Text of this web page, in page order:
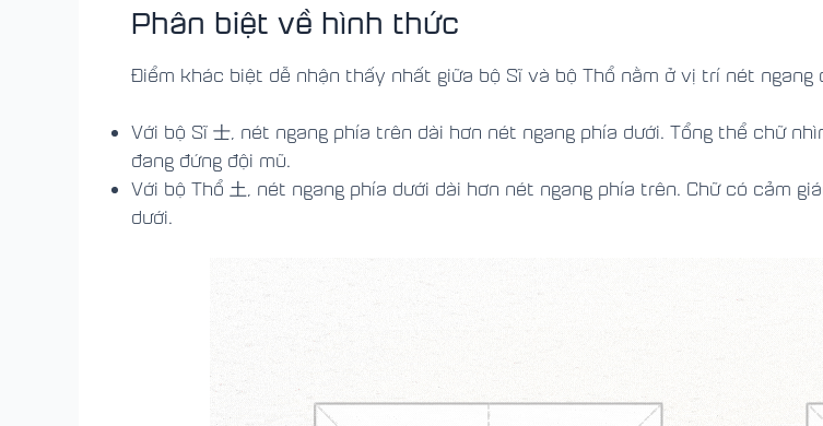
Phân biệt về hình thức
Điểm khác biệt dễ nhận thấy nhất giữa bộ Sĩ và bộ Thổ nằm ở vị trí nét ngang
Với bộ Sĩ 士, nét ngang phía trên dài hơn nét ngang phía dưới. Tổng thể chữ
đang đứng đội mũ.
Với bộ Thổ 土, nét ngang phía dưới dài hơn nét ngang phía trên. Chữ có cảm
dưới.